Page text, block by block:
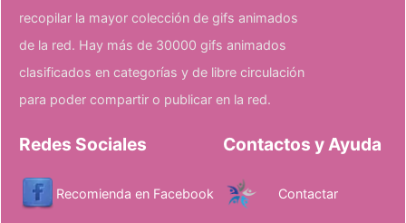
recopilar la mayor colección de gifs animados
de la red. Hay más de 30000 gifs animados
clasificados en categorías y de libre circulación
para poder compartir o publicar en la red.
Redes Sociales
Recomienda en Facebook
Contactos y Ayuda
Contactar